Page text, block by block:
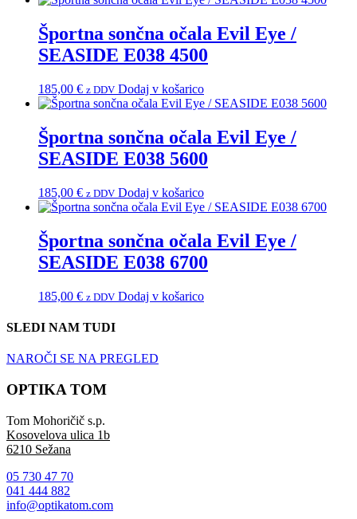
Športna sončna očala Evil Eye /
SEASIDE E038 4500
185,00 € z DDV Dodaj v košarico
Športna sončna očala Evil Eye /
SEASIDE E038 5600
185,00 € z DDV Dodaj v košarico
Športna sončna očala Evil Eye /
SEASIDE E038 6700
185,00 € z DDV Dodaj v košarico
SLEDI NAM TUDI
NAROČI SE NA PREGLED
OPTIKA TOM
Tom Mohoričič s.p.
Kosovelova ulica 1b
6210 Sežana
05 730 47 70
041 444 882
info@optikatom.com